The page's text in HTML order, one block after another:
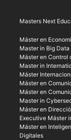
Masters Next
Máster en
Master in Big
Máster en Control
Master in
Máster
Máster en
Máster en
Master in
Máster en
Executive Máster
Máster en
Digitales